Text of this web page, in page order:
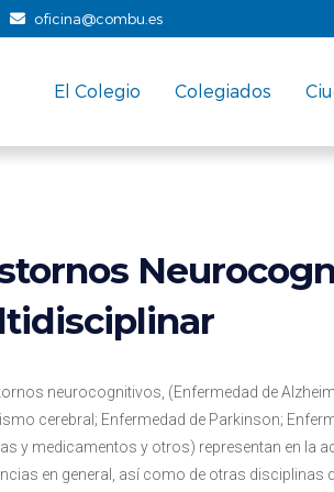
oficina@combu.es
El Colegio Colegiados
neurocognitivos, (Enfermedad de
cerebral; Enfermedad de Parkinson;
y medicamentos y otros) representan en la
en general, así como de otras disciplinas